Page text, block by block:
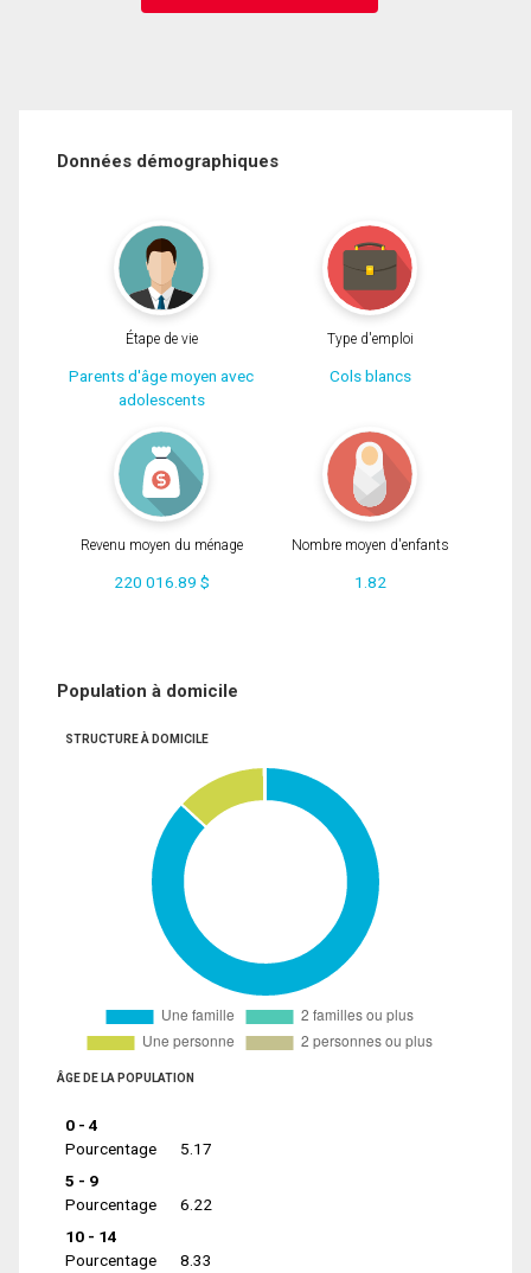
Données démographiques
Étape de vie
Parents d'âge moyen avec
adolescents
Type d'emploi
Cols blancs
Revenu moyen du ménage
220 016.89 $
Nombre moyen d'enfants
1.82
Population à domicile
STRUCTURE À DOMICILE
ÂGE DE LA POPULATION
0 - 4
Pourcentage
5.17
5 - 9
Pourcentage
6.22
10 - 14
Pourcentage
8.33